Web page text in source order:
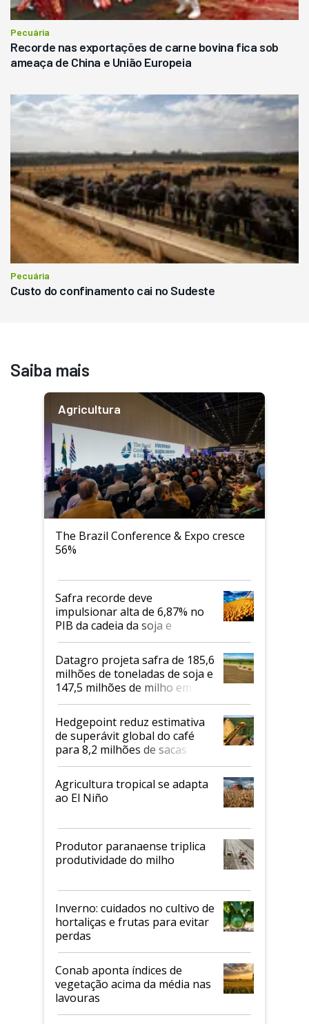
Pecuária
Recorde nas exportações de carne bovina fica sob
ameaça de China e União Europeia
Pecuária
Custo do confinamento cai no Sudeste
Saiba mais
Agricultura
The Brazil Conference & Expo cresce
56%
Safra recorde deve
impulsionar alta de 6,87% no
PIB da cadeia da soja e
biodiesel em 2026
Datagro projeta safra de 185,6
milhões de toneladas de soja e
147,5 milhões de milho em
2026/27
Hedgepoint reduz estimativa
de superávit global do café
para 8,2 milhões de sacas
Agricultura tropical se adapta
ao El Niño
Produtor paranaense triplica
produtividade do milho
Inverno: cuidados no cultivo de
hortaliças e frutas para evitar
perdas
Conab aponta índices de
vegetação acima da média nas
lavouras